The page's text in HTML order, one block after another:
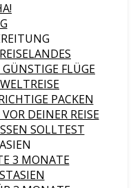
FLÜGE
PACKEN
DEINER REISE
SOLLTEST
3 MONATE